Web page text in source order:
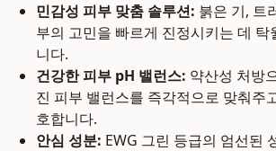
민감성 피부 맞춤 솔루션: 붉은 기, 트
부의 고민을 빠르게 진정시키는 데 탁
니다.
건강한 피부 pH 밸런스: 약산성 처방
진 피부 밸런스를 즉각적으로 맞춰주
호합니다.
안심 성분: EWG 그린 등급의 엄선된